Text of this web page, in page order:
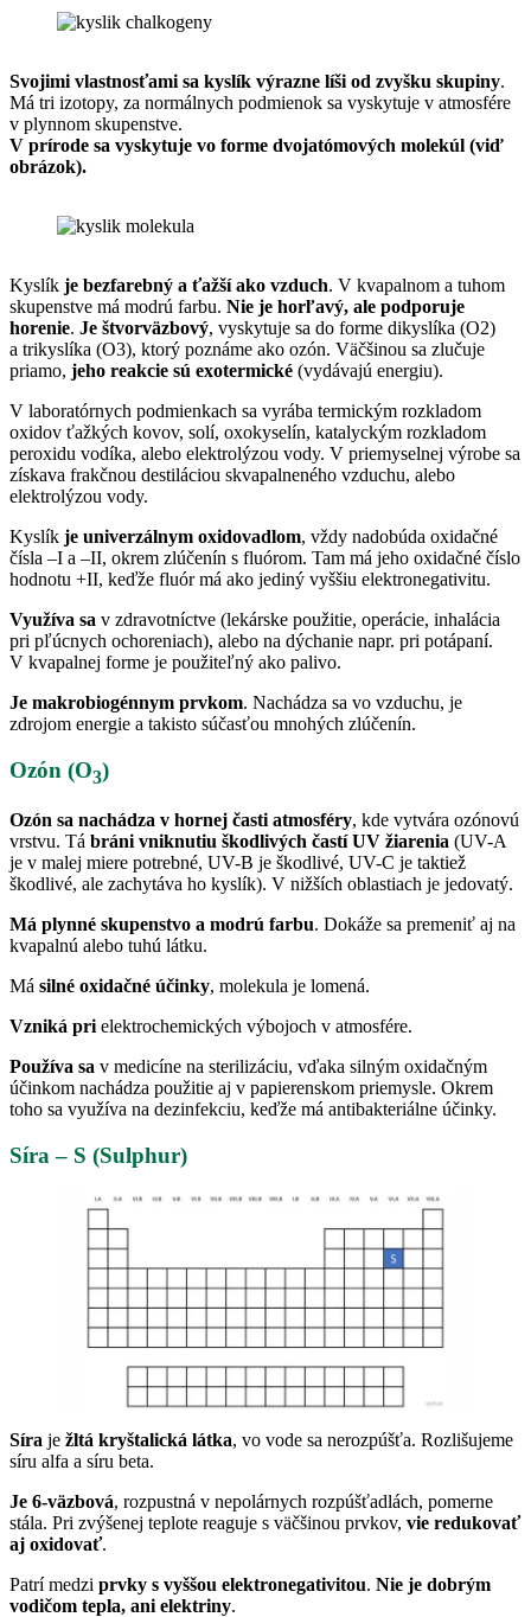
Svojimi vlastnosťami sa kyslík výrazne líši od zvyšku skupiny.
Má tri izotopy, za normálnych podmienok sa vyskytuje v atmosfére
v plynnom skupenstve.
V prírode sa vyskytuje vo forme dvojatómových molekúl (viď
obrázok).
Kyslík je bezfarebný a ťažší ako vzduch. V kvapalnom a tuhom
skupenstve má modrú farbu. Nie je horľavý, ale podporuje
horenie. Je štvorväzbový, vyskytuje sa do forme dikyslíka (O2)
a trikyslíka (O3), ktorý poznáme ako ozón. Väčšinou sa zlučuje
priamo, jeho reakcie sú exotermické (vydávajú energiu).
V laboratórnych podmienkach sa vyrába termickým rozkladom
oxidov ťažkých kovov, solí, oxokyselín, katalyckým rozkladom
peroxidu vodíka, alebo elektrolýzou vody. V priemyselnej výrobe sa
získava frakčnou destiláciou skvapalneného vzduchu, alebo
elektrolýzou vody.
Kyslík je univerzálnym oxidovadlom, vždy nadobúda oxidačné
čísla –I a –II, okrem zlúčenín s fluórom. Tam má jeho oxidačné číslo
hodnotu +II, keďže fluór má ako jediný vyššiu elektronegativitu.
Využíva sa v zdravotníctve (lekárske použitie, operácie, inhalácia
pri pľúcnych ochoreniach), alebo na dýchanie napr. pri potápaní.
V kvapalnej forme je použiteľný ako palivo.
Je makrobiogénnym prvkom. Nachádza sa vo vzduchu, je
zdrojom energie a takisto súčasťou mnohých zlúčenín.
Ozón (O3)
Ozón sa nachádza v hornej časti atmosféry, kde vytvára ozónovú
vrstvu. Tá bráni vniknutiu škodlivých častí UV žiarenia (UV-A
je v malej miere potrebné, UV-B je škodlivé, UV-C je taktiež
škodlivé, ale zachytáva ho kyslík). V nižších oblastiach je jedovatý.
Má plynné skupenstvo a modrú farbu. Dokáže sa premeniť aj na
kvapalnú alebo tuhú látku.
Má silné oxidačné účinky, molekula je lomená.
Vzniká pri elektrochemických výbojoch v atmosfére.
Používa sa v medicíne na sterilizáciu, vďaka silným oxidačným
účinkom nachádza použitie aj v papierenskom priemysle. Okrem
toho sa využíva na dezinfekciu, keďže má antibakteriálne účinky.
Síra – S (Sulphur)
Síra je žltá kryštalická látka, vo vode sa nerozpúšťa. Rozlišujeme
síru alfa a síru beta.
Je 6-väzbová, rozpustná v nepolárnych rozpúšťadlách, pomerne
stála. Pri zvýšenej teplote reaguje s väčšinou prvkov, vie redukovať
aj oxidovať.
Patrí medzi prvky s vyššou elektronegativitou. Nie je dobrým
vodičom tepla, ani elektriny.